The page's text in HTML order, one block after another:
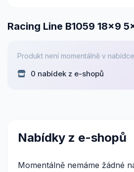
Racing Line B1059 18x9
Produkt není momentálně v nabídce
0 nabídek z e-shopů
Nabídky z e-shopů
Momentálně nemáme žádné